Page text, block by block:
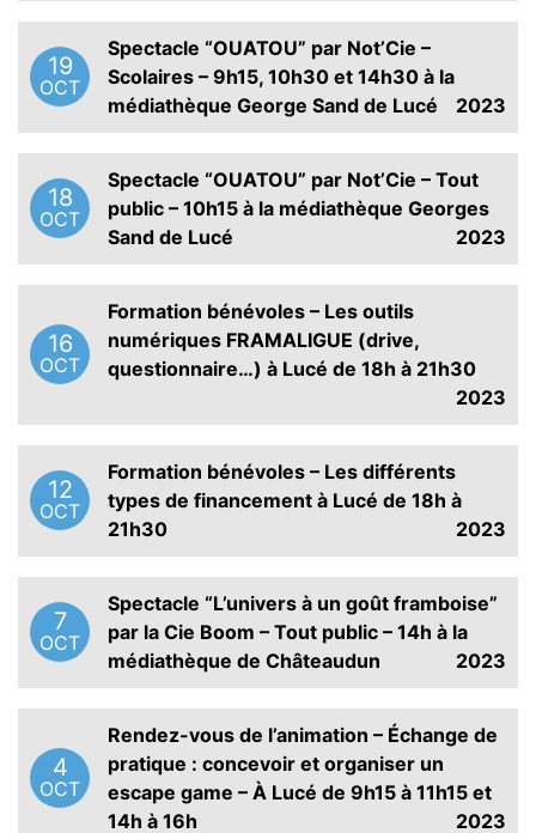
19
OCT
Spectacle “OUATOU” par Not’Cie –
Scolaires – 9h15, 10h30 et 14h30 à la
médiathèque George Sand de Lucé
2023
18
OCT
Spectacle “OUATOU” par Not’Cie – Tout
public – 10h15 à la médiathèque Georges
Sand de Lucé
2023
16
OCT
Formation bénévoles – Les outils
numériques FRAMALIGUE (drive,
questionnaire…) à Lucé de 18h à 21h30
2023
12
OCT
Formation bénévoles – Les différents
types de financement à Lucé de 18h à
21h30
2023
7
OCT
Spectacle “L’univers à un goût framboise”
par la Cie Boom – Tout public – 14h à la
médiathèque de Châteaudun
2023
4
OCT
Rendez-vous de l’animation – Échange de
pratique : concevoir et organiser un
escape game – À Lucé de 9h15 à 11h15 et
14h à 16h
2023